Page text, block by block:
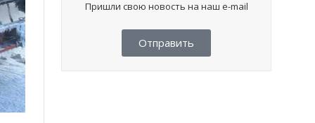
Пришли свою новость на наш e-mail
Отправить